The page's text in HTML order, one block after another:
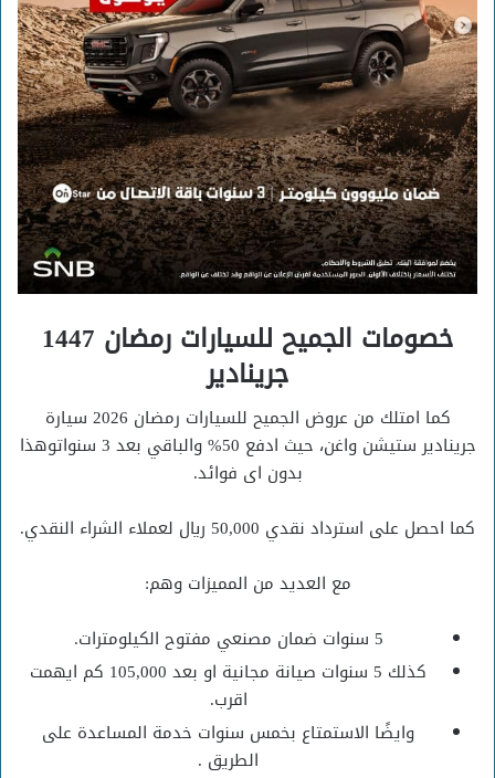
خصومات الجميح للسيارات رمضان 1447
جرينادير
كما امتلك من عروض الجميح للسيارات رمضان 2026 سيارة
جرينادير ستيشن واغن، حيث ادفع 50% والباقي بعد 3 سنواتوهذا
بدون اى فوائد.
كما احصل على استرداد نقدي 50,000 ريال لعملاء الشراء النقدي.
مع العديد من المميزات وهم:
5 سنوات ضمان مصنعي مفتوح الكيلومترات.
كذلك 5 سنوات صيانة مجانية او بعد 105,000 كم ايهمت
اقرب.
وايضًا الاستمتاع بخمس سنوات خدمة المساعدة على
الطريق .